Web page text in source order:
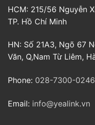
HCM: 215/56 Nguyễn
TP. Hồ Chí Minh
HN: Số 21A3, Ngõ 67
Văn, Q,Nam Từ Liêm,
Phone: 028-7300-0246
Email: info@yealink.vn